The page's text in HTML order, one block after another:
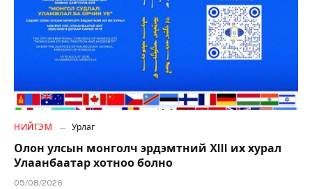
НИЙГЭМ Урлаг
Олон улсын монголч эрдэмтний XIII их хурал
Улаанбаатар хотноо болно
05/08/2026